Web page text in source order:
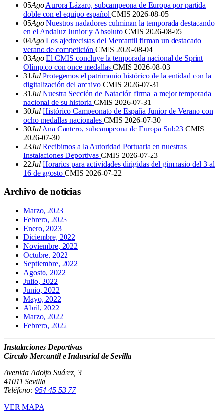
05Ago Aurora Lázaro, subcampeona de Europa por partida
doble con el equipo español CMIS 2026-08-05
05Ago Nuestros nadadores culminan la temporada destacando
en el Andaluz Junior y Absoluto CMIS 2026-08-05
04Ago Los ajedrecistas del Mercantil firman un destacado
verano de competición CMIS 2026-08-04
03Ago El CMIS concluye la temporada nacional de Sprint
Olímpico con once medallas CMIS 2026-08-03
31Jul Protegemos el patrimonio histórico de la entidad con la
digitalización del archivo CMIS 2026-07-31
31Jul Nuestra Sección de Natación firma la mejor temporada
nacional de su historia CMIS 2026-07-31
30Jul Histórico Campeonato de España Junior de Verano con
ocho medallas nacionales CMIS 2026-07-30
30Jul Ana Cantero, subcampeona de Europa Sub23 CMIS
2026-07-30
23Jul Recibimos a la Autoridad Portuaria en nuestras
Instalaciones Deportivas CMIS 2026-07-23
22Jul Horarios para actividades dirigidas del gimnasio del 3 al
16 de agosto CMIS 2026-07-22
Archivo de noticias
Marzo, 2023
Febrero, 2023
Enero, 2023
Diciembre, 2022
Noviembre, 2022
Octubre, 2022
Septiembre, 2022
Agosto, 2022
Julio, 2022
Junio, 2022
Mayo, 2022
Abril, 2022
Marzo, 2022
Febrero, 2022
Instalaciones Deportivas
Círculo Mercantil e Industrial de Sevilla
Avenida Adolfo Suárez, 3
41011 Sevilla
Teléfono: 954 45 53 77
VER MAPA